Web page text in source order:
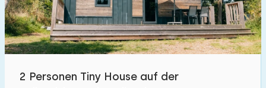
2 Personen Tiny House auf der